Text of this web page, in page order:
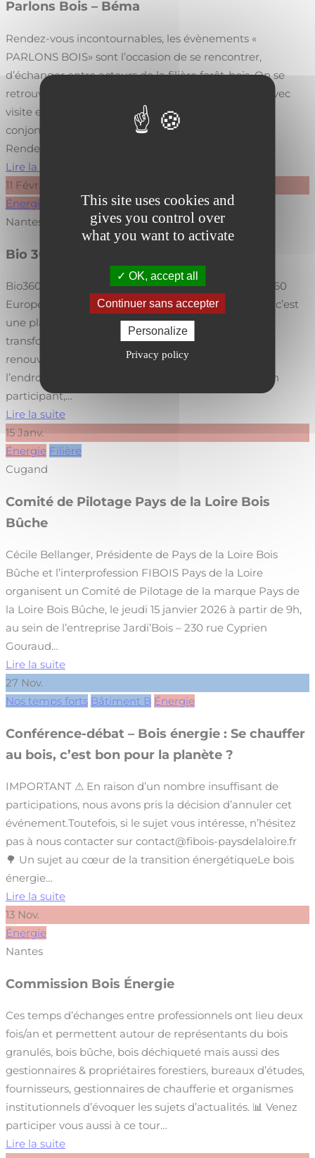
This site uses cookies and
gives you control over
what you want to activate
OK, accept all
Continuer sans accepter
Personalize
Privacy policy
Parlons Bois – Béma
Rendez-vous incontournables, les évènements «
PARLONS BOIS» sont l’occasion de se rencontrer,
d’échanger entre acteurs de la filière forêt-bois. On se
retrouve autour d’un petit déjeuner en entreprise avec
visite et échanges autour d’une thématique, la
conjoncture… Réservée uniquement aux adhérents
Rendez-vous mardi 3 mars chez…
Lire la suite
11 Févr.
Énergie
La vie du réseau
Nantes
Bio 360 revient en février 2026
Bio360 revient à Nantes, les 11 & 12 février 2026. Bio360
Europe n’est pas seulement un salon professionnel, c’est
une plateforme d’innovation, de connexion et de
transformation. En mettant l’accent sur le carbone
renouvelable, la bioénergie et la bioéconomie, c’est
l’endroit où le potentiel se transforme en progrès. En
participant,…
Lire la suite
15 Janv.
Énergie Filière
Cugand
Comité de Pilotage Pays de la Loire Bois
Bûche
Cécile Bellanger, Présidente de Pays de la Loire Bois
Bûche et l’interprofession FIBOIS Pays de la Loire
organisent un Comité de Pilotage de la marque Pays de
la Loire Bois Bûche, le jeudi 15 janvier 2026 à partir de 9h,
au sein de l’entreprise Jardi’Bois – 230 rue Cyprien
Gouraud…
Lire la suite
27 Nov.
Nos temps forts Bâtiment B Énergie
Conférence-débat – Bois énergie : Se chauffer
au bois, c’est bon pour la planète ?
IMPORTANT ⚠ En raison d’un nombre insuffisant de
participations, nous avons pris la décision d’annuler cet
événement.Toutefois, si le sujet vous intéresse, n’hésitez
pas à nous contacter sur contact@fibois-paysdelaloire.fr
🌳 Un sujet au cœur de la transition énergétiqueLe bois
énergie…
Lire la suite
13 Nov.
Énergie
Nantes
Commission Bois Énergie
Ces temps d’échanges entre professionnels ont lieu deux
fois/an et permettent autour de représentants du bois
granulés, bois bûche, bois déchiqueté mais aussi des
gestionnaires & propriétaires forestiers, bureaux d’études,
fournisseurs, gestionnaires de chaufferie et organismes
institutionnels d’évoquer les sujets d’actualités. 📊 Venez
participer vous aussi à ce tour…
Lire la suite